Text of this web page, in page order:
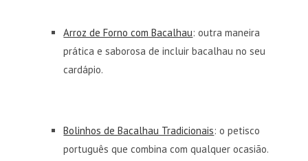
Arroz de Forno com Bacalhau: outra maneira
prática e saborosa de incluir bacalhau no seu
cardápio.
Bolinhos de Bacalhau Tradicionais: o petisco
português que combina com qualquer ocasião.